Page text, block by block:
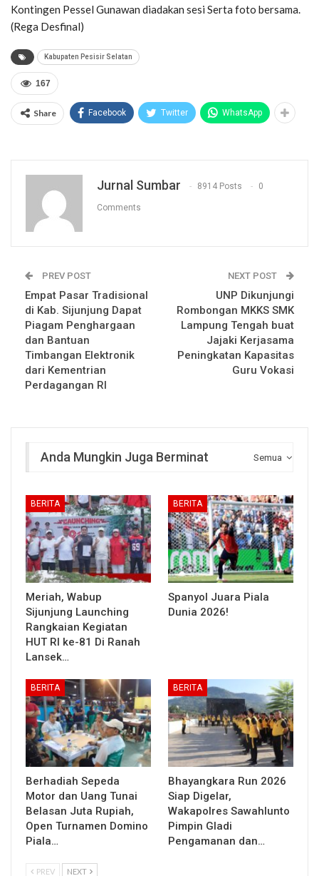
Kontingen Pessel Gunawan diadakan sesi Serta foto bersama.
(Rega Desfinal)
Kabupaten Pesisir Selatan
167
Share Facebook Twitter WhatsApp
Jurnal Sumbar 8914 Posts 0
Comments
PREV POST
Empat Pasar Tradisional
di Kab. Sijunjung Dapat
Piagam Penghargaan
dan Bantuan
Timbangan Elektronik
dari Kementrian
Perdagangan RI
NEXT POST
UNP Dikunjungi
Rombongan MKKS SMK
Lampung Tengah buat
Jajaki Kerjasama
Peningkatan Kapasitas
Guru Vokasi
Semua
Anda Mungkin Juga Berminat
BERITA
Meriah, Wabup
Sijunjung Launching
Rangkaian Kegiatan
HUT RI ke-81 Di Ranah
Lansek…
BERITA
Spanyol Juara Piala
Dunia 2026!
BERITA
Berhadiah Sepeda
Motor dan Uang Tunai
Belasan Juta Rupiah,
Open Turnamen Domino
Piala…
BERITA
Bhayangkara Run 2026
Siap Digelar,
Wakapolres Sawahlunto
Pimpin Gladi
Pengamanan dan…
PREV NEXT